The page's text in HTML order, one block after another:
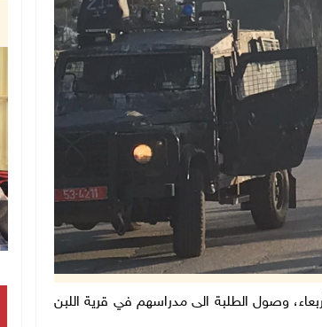
الأربعاء، وصول الطلبة الى مدراسهم في قرية اللبن
وقفة بغزة للمطالبة بتمكين الطلبة من